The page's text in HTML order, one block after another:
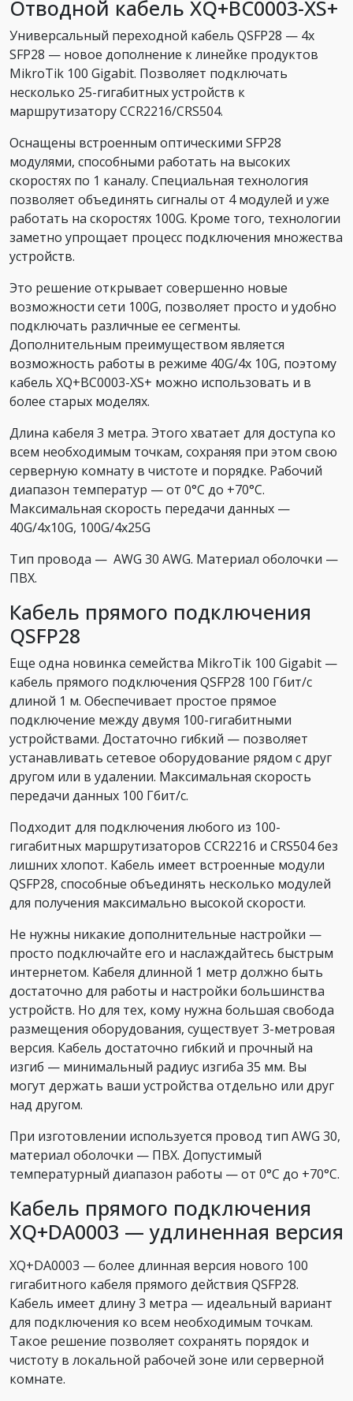
Отводной кабель XQ+BC0003-XS+
Универсальный переходной кабель QSFP28 — 4x
SFP28 — новое дополнение к линейке продуктов
MikroTik 100 Gigabit. Позволяет подключать
несколько 25-гигабитных устройств к
маршрутизатору CCR2216/CRS504.
Оснащены встроенным оптическими SFP28
модулями, способными работать на высоких
скоростях по 1 каналу. Специальная технология
позволяет объединять сигналы от 4 модулей и уже
работать на скоростях 100G. Кроме того, технологии
заметно упрощает процесс подключения множества
устройств.
Это решение открывает совершенно новые
возможности сети 100G, позволяет просто и удобно
подключать различные ее сегменты.
Дополнительным преимуществом является
возможность работы в режиме 40G/4x 10G, поэтому
кабель XQ+BC0003-XS+ можно использовать и в
более старых моделях.
Длина кабеля 3 метра. Этого хватает для доступа ко
всем необходимым точкам, сохраняя при этом свою
серверную комнату в чистоте и порядке. Рабочий
диапазон температур — от 0°С до +70°С.
Максимальная скорость передачи данных —
40G/4x10G, 100G/4x25G
Тип провода — AWG 30 AWG. Материал оболочки —
ПВХ.
Кабель прямого подключения
QSFP28
Еще одна новинка семейства MikroTik 100 Gigabit —
кабель прямого подключения QSFP28 100 Гбит/с
длиной 1 м. Обеспечивает простое прямое
подключение между двумя 100-гигабитными
устройствами. Достаточно гибкий — позволяет
устанавливать сетевое оборудование рядом с друг
другом или в удалении. Максимальная скорость
передачи данных 100 Гбит/с.
Подходит для подключения любого из 100-
гигабитных маршрутизаторов CCR2216 и CRS504 без
лишних хлопот. Кабель имеет встроенные модули
QSFP28, способные объединять несколько модулей
для получения максимально высокой скорости.
Не нужны никакие дополнительные настройки —
просто подключайте его и наслаждайтесь быстрым
интернетом. Кабеля длинной 1 метр должно быть
достаточно для работы и настройки большинства
устройств. Но для тех, кому нужна большая свобода
размещения оборудования, существует 3-метровая
версия. Кабель достаточно гибкий и прочный на
изгиб — минимальный радиус изгиба 35 мм. Вы
могут держать ваши устройства отдельно или друг
над другом.
При изготовлении используется провод тип AWG 30,
материал оболочки — ПВХ. Допустимый
температурный диапазон работы — от 0°С до +70°С.
Кабель прямого подключения
XQ+DA0003 — удлиненная версия
XQ+DA0003 — более длинная версия нового 100
гигабитного кабеля прямого действия QSFP28.
Кабель имеет длину 3 метра — идеальный вариант
для подключения ко всем необходимым точкам.
Такое решение позволяет сохранять порядок и
чистоту в локальной рабочей зоне или серверной
комнате.